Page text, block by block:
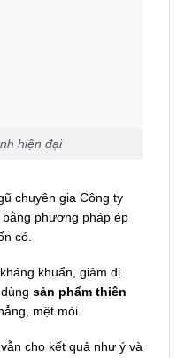
hiện đại
chuyên gia Công ty
phương pháp ép
có.
khuẩn, giảm dị
dùngsản phẩm thiên
mệt mỏi.
cho kết quả như ý và